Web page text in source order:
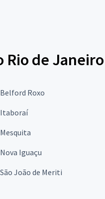
Rio de Janeiro
Roxo
Itaboraí
Iguaçu
João de Meriti